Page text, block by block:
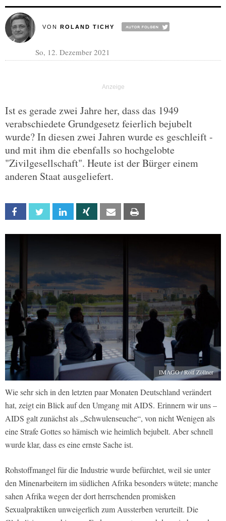
VON ROLAND TICHY
So, 12. Dezember 2021
Ist es gerade zwei Jahre her, dass das 1949
verabschiedete Grundgesetz feierlich bejubelt
wurde? In diesen zwei Jahren wurde es geschleift -
und mit ihm die ebenfalls so hochgelobte
"Zivilgesellschaft". Heute ist der Bürger einem
anderen Staat ausgeliefert.
Facebook Twitter Linkedin Xing Email
IMAGO / Rolf Zöllner
Wie sehr sich in den letzten paar Monaten Deutschland verändert
hat, zeigt ein Blick auf den Umgang mit AIDS. Erinnern wir uns –
AIDS galt zunächst als „Schwulenseuche“, von nicht Wenigen als
eine Strafe Gottes so hämisch wie heimlich bejubelt. Aber schnell
wurde klar, dass es eine ernste Sache ist.
Rohstoffmangel für die Industrie wurde befürchtet, weil sie unter
den Minenarbeitern im südlichen Afrika besonders wütete; manche
sahen Afrika wegen der dort herrschenden promisken
Sexualpraktiken unweigerlich zum Aussterben verurteilt. Die